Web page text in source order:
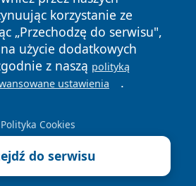
korzystanie ze
„Przechodzę do serwisu",
użycie dodatkowych
z naszą polityką
ustawienia .
Polityka Cookies
do serwisu
Polityka
Cookies